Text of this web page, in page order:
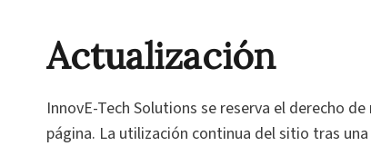
Actualización
InnovE-Tech Solutions se reserva el derecho
página. La utilización continua del sitio tras